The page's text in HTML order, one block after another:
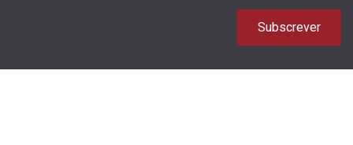
Subscrever